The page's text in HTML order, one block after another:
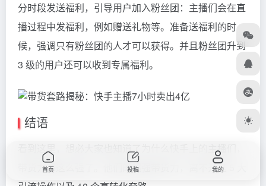
分时段发送福利，引导用户加入粉丝团：主播们会在直
播过程中发福利，例如赠送礼物等。准备送福利的时
候，强调只有粉丝团的人才可以获得。并且粉丝团升到
3 级的用户还可以收到专属福利。
结语
看到这里，想必大家也知道了为什么快手上的主播们，
带货力都这么强了。他们的超强带货力，离不开这 5 大
首页 投稿 我的